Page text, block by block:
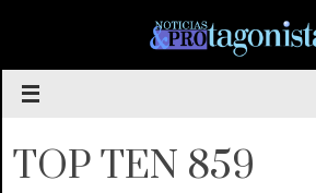
contenido
TOP TEN 859